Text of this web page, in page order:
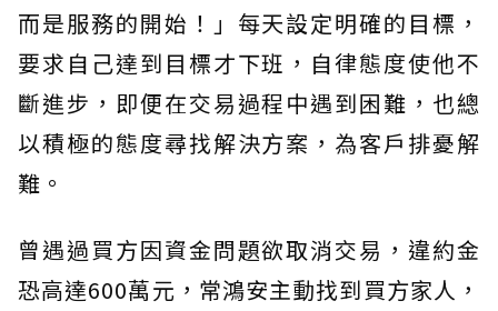
而是服務的開始！」每天設定明確的目標，
要求自己達到目標才下班，自律態度使他不
斷進步，即便在交易過程中遇到困難，也總
以積極的態度尋找解決方案，為客戶排憂解
難。
曾遇過買方因資金問題欲取消交易，違約金
恐高達600萬元，常鴻安主動找到買方家人，